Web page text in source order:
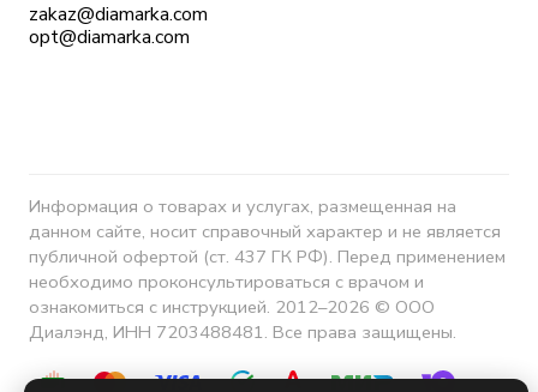
zakaz@diamarka.com
opt@diamarka.com
Информация о товарах и услугах, размещенная на
данном сайте, носит справочный характер и не является
публичной офертой (ст. 437 ГК РФ). Перед применением
необходимо проконсультироваться с врачом и
ознакомиться с инструкцией. 2012–2026 © ООО
Диалэнд, ИНН 7203488481. Все права защищены.